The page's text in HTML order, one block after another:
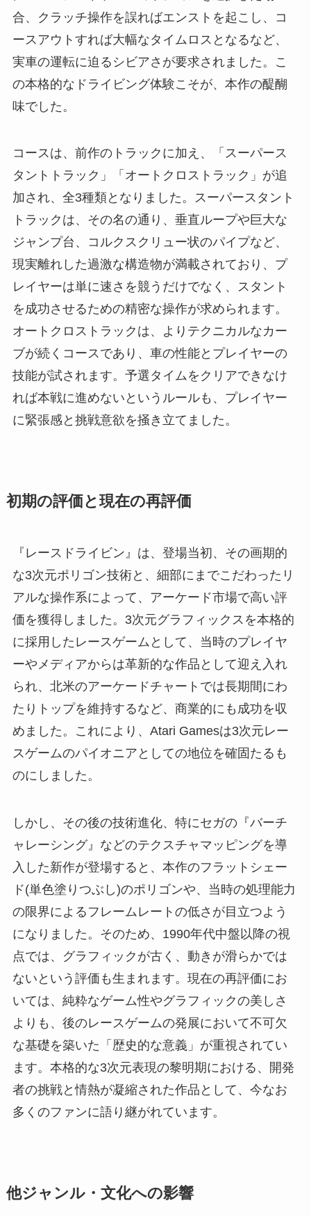
合、クラッチ操作を誤ればエンストを起こし、コ
ースアウトすれば大幅なタイムロスとなるなど、
実車の運転に迫るシビアさが要求されました。こ
の本格的なドライビング体験こそが、本作の醍醐
味でした。
コースは、前作のトラックに加え、「スーパース
タントトラック」「オートクロストラック」が追
加され、全3種類となりました。スーパースタント
トラックは、その名の通り、垂直ループや巨大な
ジャンプ台、コルクスクリュー状のパイプなど、
現実離れした過激な構造物が満載されており、プ
レイヤーは単に速さを競うだけでなく、スタント
を成功させるための精密な操作が求められます。
オートクロストラックは、よりテクニカルなカー
ブが続くコースであり、車の性能とプレイヤーの
技能が試されます。予選タイムをクリアできなけ
れば本戦に進めないというルールも、プレイヤー
に緊張感と挑戦意欲を掻き立てました。
初期の評価と現在の再評価
『レースドライビン』は、登場当初、その画期的
な3次元ポリゴン技術と、細部にまでこだわったリ
アルな操作系によって、アーケード市場で高い評
価を獲得しました。3次元グラフィックスを本格的
に採用したレースゲームとして、当時のプレイヤ
ーやメディアからは革新的な作品として迎え入れ
られ、北米のアーケードチャートでは長期間にわ
たりトップを維持するなど、商業的にも成功を収
めました。これにより、Atari Gamesは3次元レー
スゲームのパイオニアとしての地位を確固たるも
のにしました。
しかし、その後の技術進化、特にセガの『バーチ
ャレーシング』などのテクスチャマッピングを導
入した新作が登場すると、本作のフラットシェー
ド(単色塗りつぶし)のポリゴンや、当時の処理能力
の限界によるフレームレートの低さが目立つよう
になりました。そのため、1990年代中盤以降の視
点では、グラフィックが古く、動きが滑らかでは
ないという評価も生まれます。現在の再評価にお
いては、純粋なゲーム性やグラフィックの美しさ
よりも、後のレースゲームの発展において不可欠
な基礎を築いた「歴史的な意義」が重視されてい
ます。本格的な3次元表現の黎明期における、開発
者の挑戦と情熱が凝縮された作品として、今なお
多くのファンに語り継がれています。
他ジャンル・文化への影響